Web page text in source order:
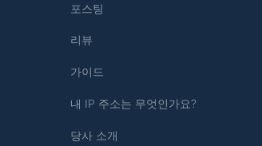
포스팅
리뷰
가이드
내 IP 주소는 무엇인가요?
당사 소개